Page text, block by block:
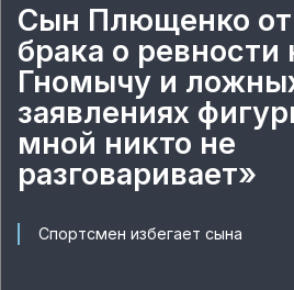
Сын Плющенко от
брака о ревности
Гномычу и
заявлениях
мной никто не
разговаривает»
Спортсмен избегает сына